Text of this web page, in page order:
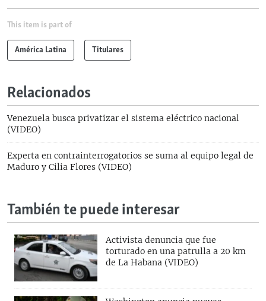
This item is part of
América Latina Titulares
Relacionados
Venezuela busca privatizar el sistema eléctrico nacional
(VIDEO)
Experta en contrainterrogatorios se suma al equipo legal de
Maduro y Cilia Flores (VIDEO)
También te puede interesar
Activista denuncia que fue
torturado en una patrulla a 20 km
de La Habana (VIDEO)